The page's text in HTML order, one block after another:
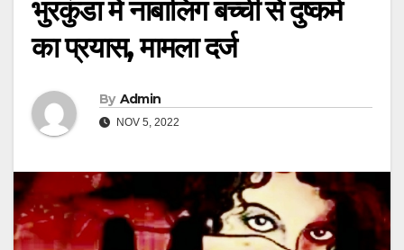
भुरकुंडा में नाबालिग बच्ची से दुष्कर्म
का प्रयास, मामला दर्ज
By Admin
NOV 5, 2022